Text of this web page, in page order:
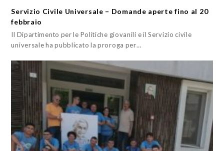
Servizio Civile Universale – Domande aperte fino al 20
febbraio
Il Dipartimento per le Politiche giovanili e il Servizio civile
universale ha pubblicato la proroga per…